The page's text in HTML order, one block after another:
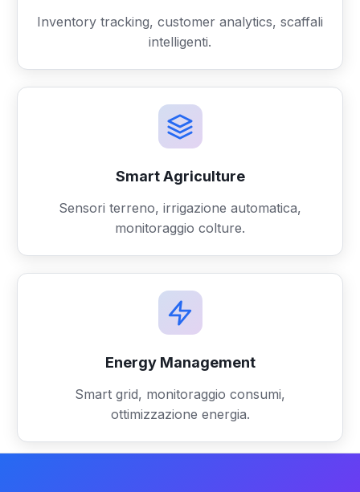
Inventory tracking, customer analytics, scaffali
intelligenti.
Smart Agriculture
Sensori terreno, irrigazione automatica,
monitoraggio colture.
Energy Management
Smart grid, monitoraggio consumi,
ottimizzazione energia.